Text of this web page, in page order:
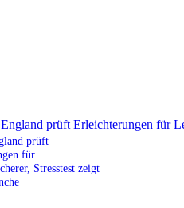
prüft
für
Stresstest zeigt